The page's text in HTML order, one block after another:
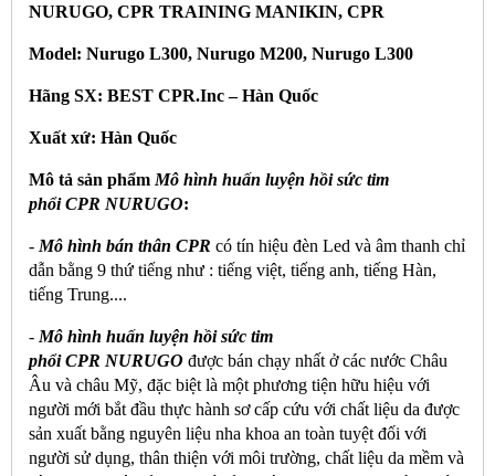
NURUGO, CPR TRAINING MANIKIN, CPR
Model: Nurugo L300, Nurugo M200, Nurugo L300
Hãng SX: BEST CPR.Inc – Hàn Quốc
Xuất xứ: Hàn Quốc
Mô tả sản phẩm Mô hình huấn luyện hồi sức tim
phổiCPR NURUGO:
- Mô hình bán thân CPR có tín hiệu đèn Led và âm thanh chỉ
dẫn bằng 9 thứ tiếng như : tiếng việt, tiếng anh, tiếng Hàn,
tiếng Trung....
- Mô hình huấn luyện hồi sức tim
phổiCPR NURUGO được bán chạy nhất ở các nước Châu
Âu và châu Mỹ, đặc biệt là một phương tiện hữu hiệu với
người mới bắt đầu thực hành sơ cấp cứu với chất liệu da được
sản xuất bằng nguyên liệu nha khoa an toàn tuyệt đối với
người sử dụng, thân thiện với môi trường, chất liệu da mềm và